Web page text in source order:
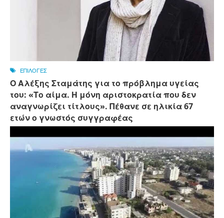
ΕΠΙΛΟΓΕΣ
Ο Αλέξης Σταμάτης για το πρόβλημα υγείας
του: «Το αίμα. Η μόνη αριστοκρατία που δεν
αναγνωρίζει τίτλους». Πέθανε σε ηλικία 67
ετών ο γνωστός συγγραφέας